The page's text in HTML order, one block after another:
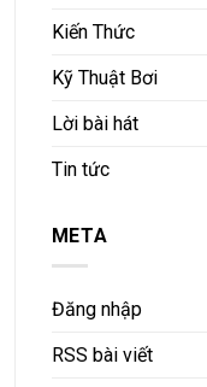
Kiến Thức
Kỹ Thuật Bơi
Lời bài hát
Tin tức
META
Đăng nhập
RSS bài viết